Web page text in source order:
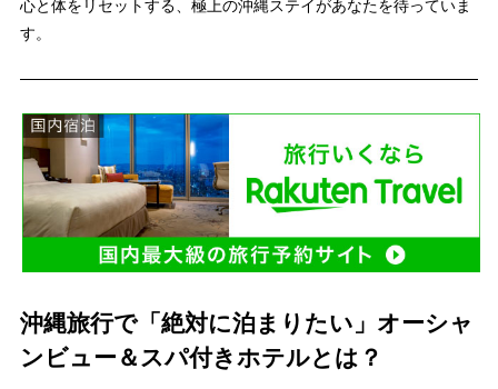
心と体をリセットする、極上の沖縄ステイがあなたを待っていま
す。
沖縄旅行で「絶対に泊まりたい」オーシャ
ンビュー＆スパ付きホテルとは？